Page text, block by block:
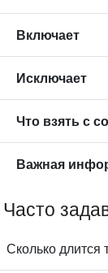
Включает
Исключает
Что взять с
Важная
Часто
Сколько длится